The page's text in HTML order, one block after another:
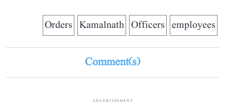
employees
Officers
Kamalnath
Orders
Comment(s)
ADVERTISEMENT